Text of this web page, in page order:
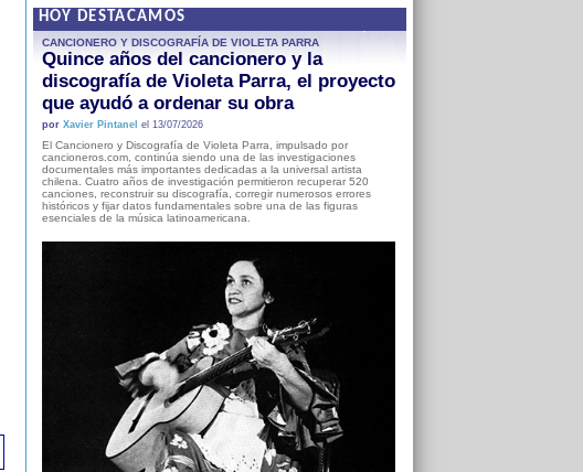
HOY DESTACAMOS
CANCIONERO Y DISCOGRAFÍA DE VIOLETA PARRA
Quince años del cancionero y la
discografía de Violeta Parra, el proyecto
que ayudó a ordenar su obra
por Xavier Pintanel el 13/07/2026
El Cancionero y Discografía de Violeta Parra, impulsado por
cancioneros.com, continúa siendo una de las investigaciones
documentales más importantes dedicadas a la universal artista
chilena. Cuatro años de investigación permitieron recuperar 520
canciones, reconstruir su discografía, corregir numerosos errores
históricos y fijar datos fundamentales sobre una de las figuras
esenciales de la música latinoamericana.